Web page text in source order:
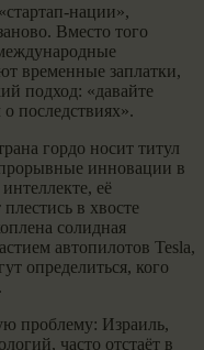
нации»,
Вместо того
временные заплатки,
подход: «давайте
последствиях».
гордо носит титул
инновации в
её
в хвосте
солидная
автопилотов Tesla,
определиться, кого
проблему: Израиль,
часто отстаёт в